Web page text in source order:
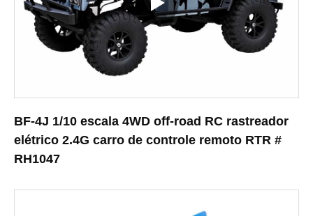
BF-4J 1/10 escala 4WD off-road RC rastreador
elétrico 2.4G carro de controle remoto RTR #
RH1047